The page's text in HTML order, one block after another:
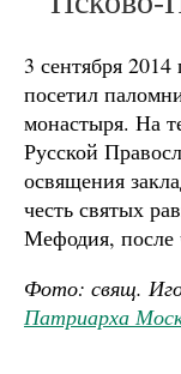
3 сентября
посетил
монастыря. На
Русской
освящения
честь святых
Мефодия, после
Фото: свящ.
Патриарха